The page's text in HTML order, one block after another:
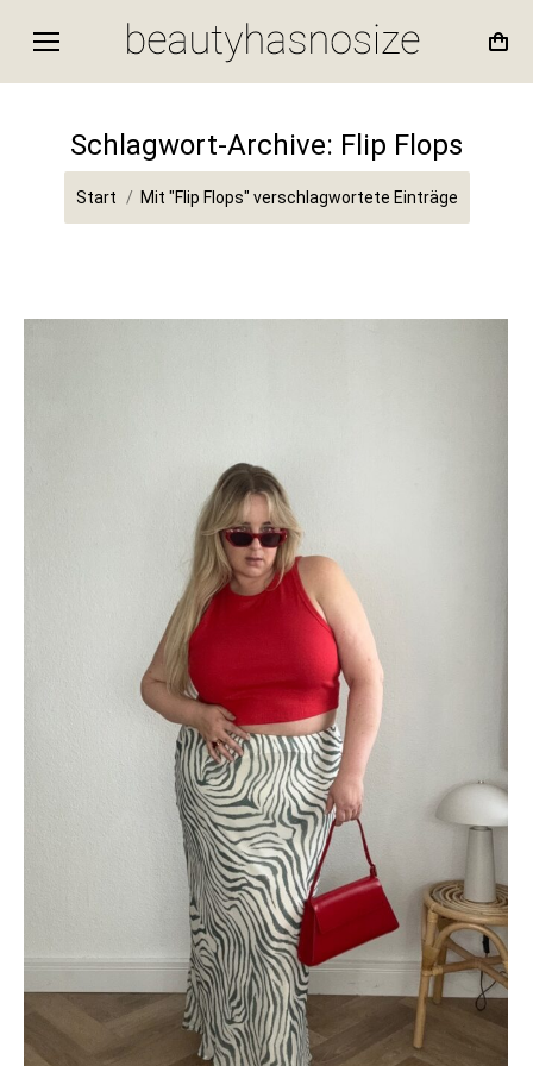
Schlagwort-Archive: Flip Flops
Sie befinden sich hier:
Start Mit "Flip Flops" verschlagwortete Einträge